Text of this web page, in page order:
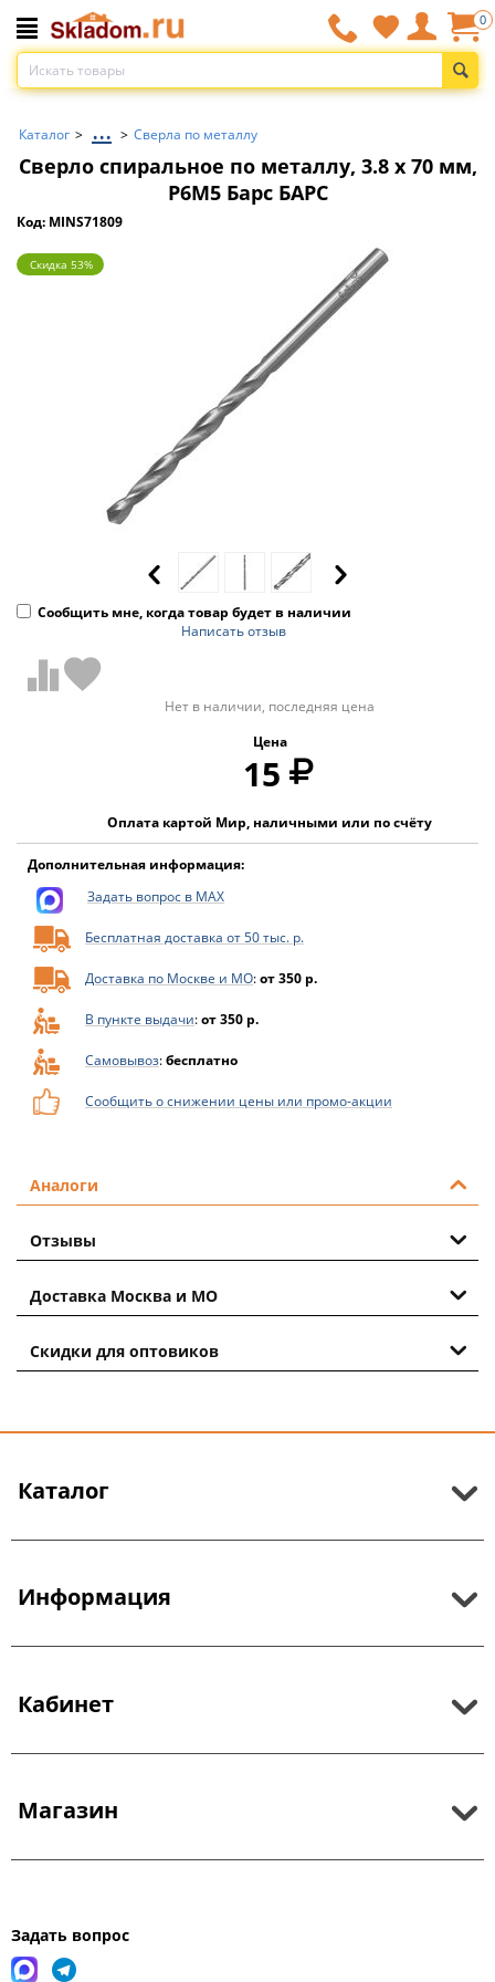
0
Каталог > ... > Сверла по металлу
Сверло спиральное по металлу, 3.8 x 70 мм,
Р6М5 Барс БАРС
Код: MINS71809
Скидка 53%
Сообщить мне, когда товар будет в наличии
Написать отзыв
Нет в наличии, последняя цена
Цена
15
Оплата картой Мир, наличными или по счёту
Дополнительная информация:
Задать вопрос в MAX
Бесплатная доставка от 50 тыс. р.
Доставка по Москве и МО:от 350 р.
В пункте выдачи:от 350 р.
Самовывоз:бесплатно
Сообщить о снижении цены или промо-акции
Аналоги
Отзывы
Доставка Москва и МО
Скидки для оптовиков
Каталог
Информация
Кабинет
Магазин
Задать вопрос